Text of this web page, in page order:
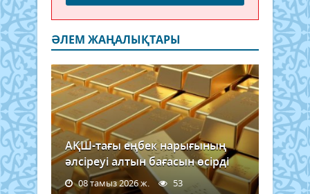
ӘЛЕМ ЖАҢАЛЫҚТАРЫ
АҚШ-тағы еңбек нарығының
әлсіреуі алтын бағасын өсірді
08 тамыз 2026 ж. 53